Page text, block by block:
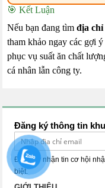
🎯 Kết Luận
Nếu bạn đang tìmđịa
tham khảo ngay các gợi
phục vụ suất ăn chất
cá nhân lẫn công ty.
Đăng ký thông tin
Đăng ký nhận tin cơ hội
biệt.